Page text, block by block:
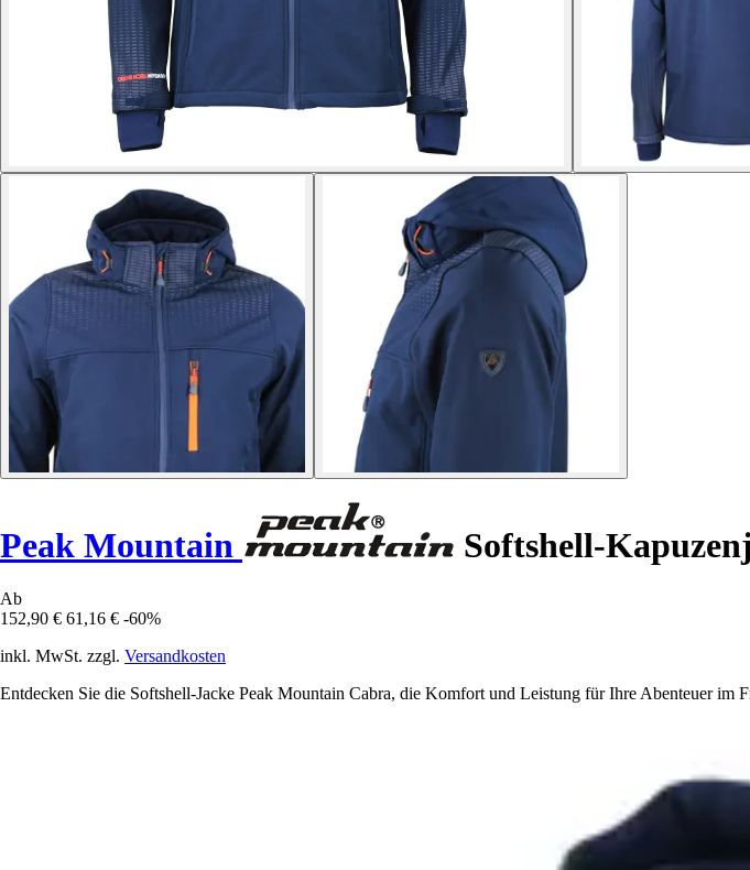
Peak Mountain Softshell-
Ab
152,90 € 61,16 € -60%
inkl. MwSt. zzgl. Versandkosten
Entdecken Sie die Softshell-Jacke Peak Mountain Cabra, die Komfort und Leistung für Ihre Abenteuer im